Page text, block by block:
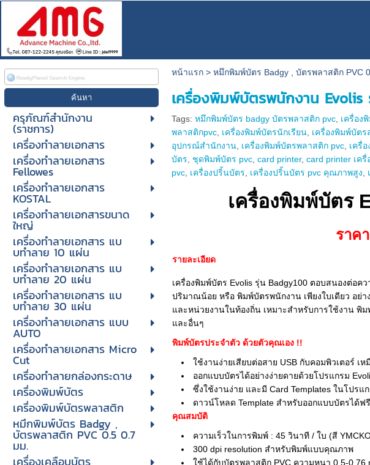
ครุภัณฑ์สำนักงาน
(ราชการ)
เครื่องทำลายเอกสาร
เครื่องทำลายเอกสาร
Fellowes
เครื่องทำลายเอกสาร
KOSTAL
เครื่องทำลายเอกสารขนาด
ใหญ่
เครื่องทําลายเอกสาร แบ
บทําลาย 10 แผ่น
เครื่องทําลายเอกสาร แบ
บทําลาย 20 แผ่น
เครื่องทําลายเอกสาร แบ
บทําลาย 30 แผ่น
เครื่องทำลายเอกสาร แบบ
AUTO
เครื่องทำลายเอกสาร Micro
Cut
เครื่องทำลายกล่องกระดาษ
เครื่องพิมพ์บัตร
เครื่องพิมพ์บัตรพลาสติก
หมึกพิมพ์บัตร Badgy ,
บัตรพลาสติก PVC 0.5 0.7
มม.
เครื่องเคลือบบัตร
หน้าแรก> หมึกพิมพ์บัตร Badgy , บัตรพลาสติก PVC
เครื่องพิมพ์บัตรพนักงาน
Tags:หมึกพิมพ์บัตร badgy บัตรพลาสติก pvc เครื่อง
พลาสติกpvc เครื่องพิมพ์บัตรนักเรียน เครื่องพิมพ์บัต
อุปกรณ์สำนักงาน เครื่องพิมพ์บัตรพลาสติก pvc เครื่
บัตร
ชุดพิมพ์บัตร pvc ,card printer,card printer เค
pvc เครื่องปริ้นบัตร เครื่องปริ้นบัตร pvc คุณภาพสูง
เครื่องพิมพ์บัตร
ราค
รายละเอียด
เครื่องพิมพ์บัตร Evolis รุ่น Badgy100 ตอบสนองต่อ
ปริมาณน้อย หรือ พิมพ์บัตรพนักงาน เพียงใบเดียว อย่
และหน่วยงานในท้องถิ่น เหมาะสำหรับการใช้งาน
และอื่นๆ
พิมพ์บัตรประจำตัว ด้วยตัวคุณเอง !!
ใช้งานง่ายเสียบต่อสาย USB กับคอมพิวเตอร์ เห
ออกแบบบัตรได้อย่างง่ายดายด้วยโปรแกรม
ซึ่งใช้งานง่าย และมี Card Templates ในโปรแ
ดาวน์โหลด Template สำหรับออกแบบบัตรได้ฟ
คุณสมบัติ
ความเร็วในการพิมพ์ : 45 วินาที / ใบ (สี
300 dpi resolution สำหรับพิมพ์แบบคุณภาพ
ใช้ได้กับบัตรพลาสติก PVC ความหนา 0.5-0.76